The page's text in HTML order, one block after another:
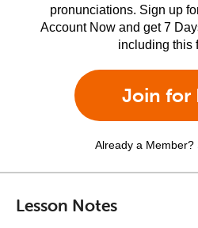
pronunciations. Sign up
Account Now and get 7
including this
Join for
Already a Member?
Lesson Notes